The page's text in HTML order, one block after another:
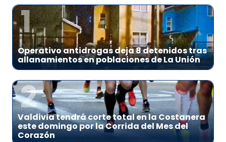
1
Operativo antidrogas deja 8 detenidos tras
allanamientos en poblaciones de La Unión
2
Valdivia tendrá corte total en la Costanera
este domingo por la Corrida del Mes del
Corazón